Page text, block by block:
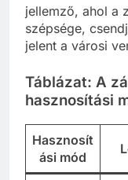
jellemző, ahol a
szépsége,
jelent a városi
Táblázat: A
hasznosítási
Hasznosít
ási mód